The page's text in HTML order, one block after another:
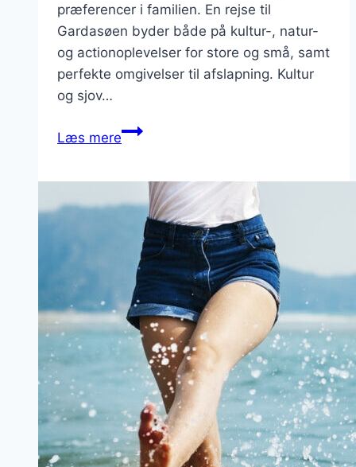
præferencer i familien. En rejse til
Gardasøen byder både på kultur-, natur-
og actionoplevelser for store og små, samt
perfekte omgivelser til afslapning. Kultur
og sjov…
Læs mereGardasøen
enhver
smag